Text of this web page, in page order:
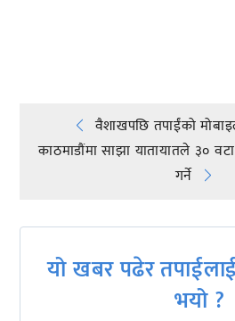
Post
navigation
वैशाखपछि तपाईंको
काठमाडौंमा साझा यातायातले ३०
गर्ने
यो खबर पढेर
भयो ?